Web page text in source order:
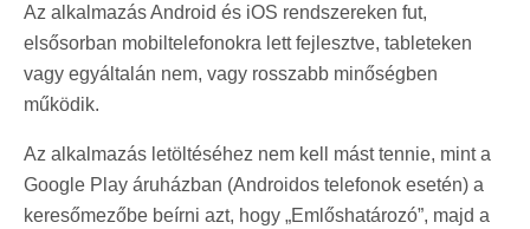
Az alkalmazás Android és iOS rendszereken fut,
elsősorban mobiltelefonokra lett fejlesztve, tableteken
vagy egyáltalán nem, vagy rosszabb minőségben
működik.
Az alkalmazás letöltéséhez nem kell mást tennie, mint a
Google Play áruházban (Androidos telefonok esetén) a
keresőmezőbe beírni azt, hogy „Emlőshatározó”, majd a